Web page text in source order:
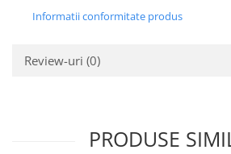
Informatii conformitate produs
Review-uri (0)
PRODUSE